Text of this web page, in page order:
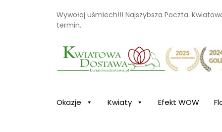
Wywołaj uśmiech!!! Najszybsza Poczta.
termin.
Kwiaciarnia internetowa Kwiatowa
Okazje Kwiaty Efekt WOW